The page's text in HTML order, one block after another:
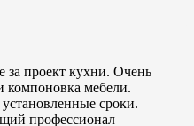
проект кухни. Очень
компоновка мебели.
сроки.
профессионал